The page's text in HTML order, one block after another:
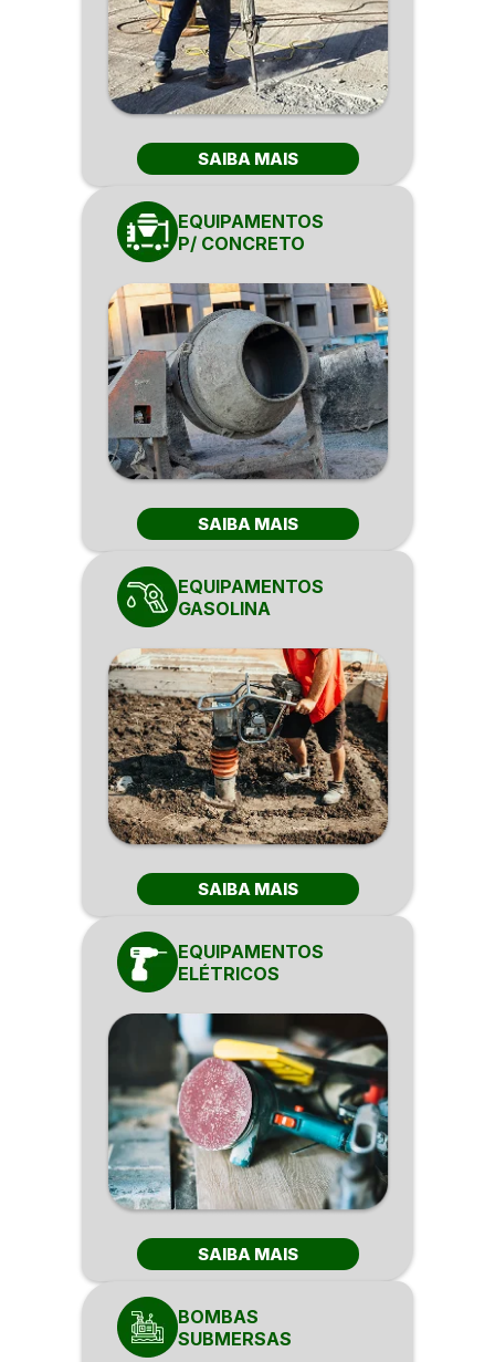
SAIBA MAIS
EQUIPAMENTOS
P/ CONCRETO
SAIBA MAIS
EQUIPAMENTOS
GASOLINA
SAIBA MAIS
EQUIPAMENTOS
ELÉTRICOS
SAIBA MAIS
BOMBAS
SUBMERSAS